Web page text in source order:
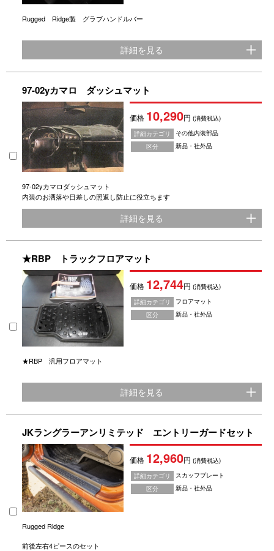
Rugged Ridge製 グラブハンドルバー
詳細を見る
97-02yカマロ ダッシュマット
価格 10,290円(消費税込)
詳細カテゴリ
その他内装部品
区分
新品・社外品
97‐02yカマロダッシュマット
内装のお洒落や日差しの照返し防止に役立ちます
詳細を見る
★RBP トラックフロアマット
価格 12,744円(消費税込)
詳細カテゴリ
フロアマット
区分
新品・社外品
★RBP 汎用フロアマット
詳細を見る
JKラングラーアンリミテッド エントリーガードセット
価格 12,960円(消費税込)
詳細カテゴリ
スカッフプレート
区分
新品・社外品
Rugged Ridge
前後左右4ピースのセット